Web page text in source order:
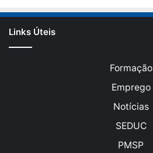
Links Úteis
Formação
Emprego
Notícias
SEDUC
PMSP